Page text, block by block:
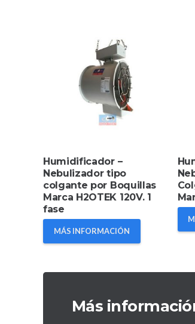
Humidificador –
Nebulizador tipo
colgante por Boquillas
Marca H2OTEK 120V. 1
fase
MÁS INFORMACIÓN
Más